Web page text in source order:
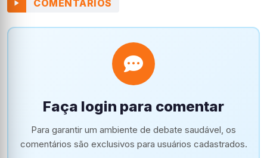
COMENTÁRIOS
Faça login para comentar
Para garantir um ambiente de debate saudável, os
comentários são exclusivos para usuários cadastrados.